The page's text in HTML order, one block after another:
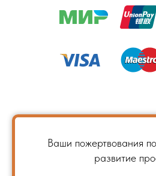
Ваши пожертвования
развитие